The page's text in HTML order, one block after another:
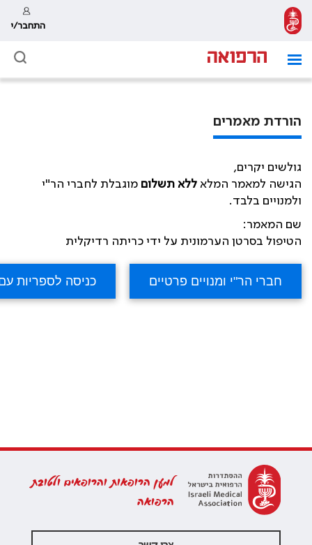
התחבר/י
הורדת מאמרים
גולשים יקרים,
הגישה למאמר המלא ללא תשלום מוגבלת לחברי הר"י
ולמנויים בלבד.
שם המאמר:
הטיפול בסרטן הערמונית על ידי כריתה רדיקלית
למען הרופאות והרופאים ולטובת
הרפואה